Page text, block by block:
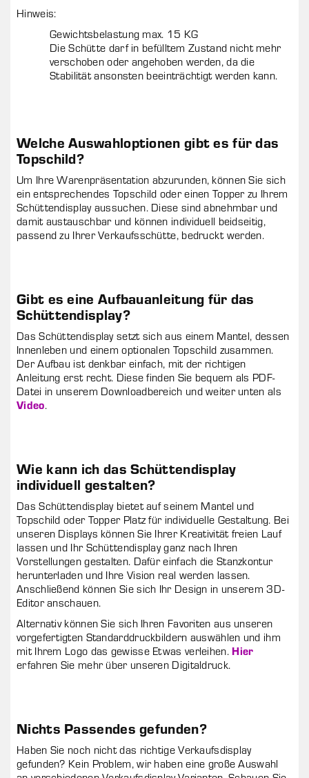
Hinweis:
Gewichtsbelastung max. 15 KG
Die Schütte darf in befülltem Zustand nicht mehr
verschoben oder angehoben werden, da die
Stabilität ansonsten beeinträchtigt werden kann.
Welche Auswahloptionen gibt es für das
Topschild?
Um Ihre Warenpräsentation abzurunden, können Sie sich
ein entsprechendes Topschild oder einen Topper zu Ihrem
Schüttendisplay aussuchen. Diese sind abnehmbar und
damit austauschbar und können individuell beidseitig,
passend zu Ihrer Verkaufsschütte, bedruckt werden.
Gibt es eine Aufbauanleitung für das
Schüttendisplay?
Das Schüttendisplay setzt sich aus einem Mantel, dessen
Innenleben und einem optionalen Topschild zusammen.
Der Aufbau ist denkbar einfach, mit der richtigen
Anleitung erst recht. Diese finden Sie bequem als PDF-
Datei in unserem Downloadbereich und weiter unten als
Video.
Wie kann ich das Schüttendisplay
individuell gestalten?
Das Schüttendisplay bietet auf seinem Mantel und
Topschild oder Topper Platz für individuelle Gestaltung. Bei
unseren Displays können Sie Ihrer Kreativität freien Lauf
lassen und Ihr Schüttendisplay ganz nach Ihren
Vorstellungen gestalten. Dafür einfach die Stanzkontur
herunterladen und Ihre Vision real werden lassen.
Anschließend können Sie sich Ihr Design in unserem 3D-
Editor anschauen.
Alternativ können Sie sich Ihren Favoriten aus unseren
vorgefertigten Standarddruckbildern auswählen und ihm
mit Ihrem Logo das gewisse Etwas verleihen.Hier
erfahren Sie mehr über unseren Digitaldruck.
Nichts Passendes gefunden?
Haben Sie noch nicht das richtige Verkaufsdisplay
gefunden? Kein Problem, wir haben eine große Auswahl